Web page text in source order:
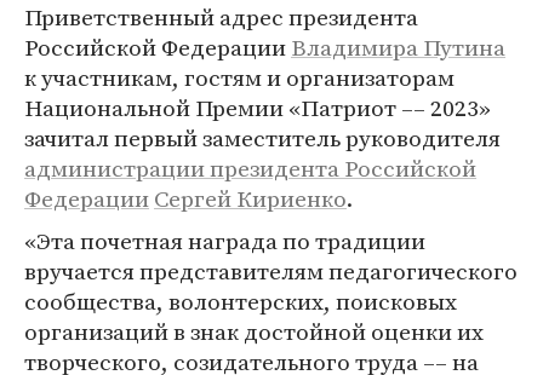
Приветственный адрес президента
Российской ФедерацииВладимира Путина
к участникам, гостям и организаторам
Национальной Премии «Патриот –– 2023»
зачитал первый заместитель руководителя
администрации президента Российской
ФедерацииСергей Кириенко.
«Эта почетная награда по традиции
вручается представителям педагогического
сообщества, волонтерских, поисковых
организаций в знак достойной оценки их
творческого, созидательного труда –– на